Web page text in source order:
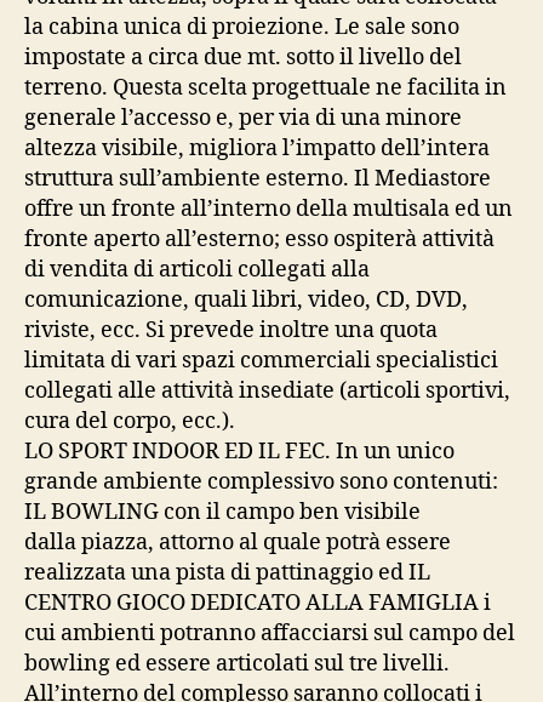
la cabina unica di proiezione. Le sale sono
impostate a circa due mt. sotto il livello del
terreno. Questa scelta progettuale ne facilita in
generale l’accesso e, per via di una minore
altezza visibile, migliora l’impatto dell’intera
struttura sull’ambiente esterno. Il Mediastore
offre un fronte all’interno della multisala ed un
fronte aperto all’esterno; esso ospiterà attività
di vendita di articoli collegati alla
comunicazione, quali libri, video, CD, DVD,
riviste, ecc. Si prevede inoltre una quota
limitata di vari spazi commerciali specialistici
collegati alle attività insediate (articoli sportivi,
cura del corpo, ecc.).
LO SPORT INDOOR ED IL FEC. In un unico
grande ambiente complessivo sono contenuti:
IL BOWLING con il campo ben visibile
dalla piazza, attorno al quale potrà essere
realizzata una pista di pattinaggio ed IL
CENTRO GIOCO DEDICATO ALLA FAMIGLIA i
cui ambienti potranno affacciarsi sul campo del
bowling ed essere articolati sul tre livelli.
All’interno del complesso saranno collocati i